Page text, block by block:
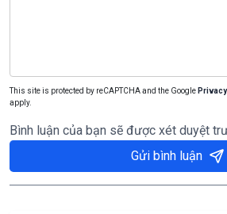
This site is protected by reCAPTCHA and the Google
apply.
Bình luận của bạn sẽ được xét duyệt
Gửi bình luận